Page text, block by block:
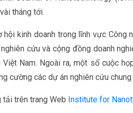
tháng tới.
kinh doanh trong lĩnh vực Công
cứu và cộng đồng doanh
Nam. Ngoài ra, một số cuộc
cường các dự án nghiên cứu
trên trang Web Institute for